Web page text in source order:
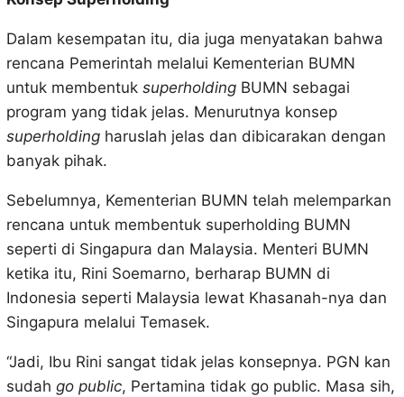
Dalam kesempatan itu, dia juga menyatakan bahwa
rencana Pemerintah melalui Kementerian BUMN
untuk membentuk superholdingBUMN sebagai
program yang tidak jelas. Menurutnya konsep
superholdingharuslah jelas dan dibicarakan dengan
banyak pihak.
Sebelumnya, Kementerian BUMN telah melemparkan
rencana untuk membentuk superholding BUMN
seperti di Singapura dan Malaysia. Menteri BUMN
ketika itu, Rini Soemarno, berharap BUMN di
Indonesia seperti Malaysia lewat Khasanah-nya dan
Singapura melalui Temasek.
“Jadi, Ibu Rini sangat tidak jelas konsepnya. PGN kan
sudah go public, Pertamina tidak go public. Masa sih,